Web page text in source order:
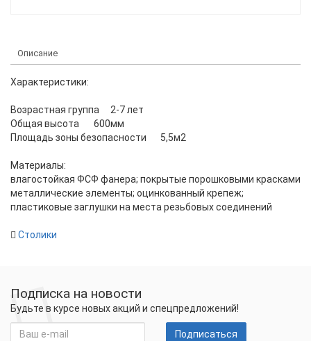
Описание
Характеристики:
Возрастная группа
2-7 лет
Общая высота
600мм
Площадь зоны безопасности
5,5м2
Материалы:
влагостойкая ФСФ фанера; покрытые порошковыми красками
металлические элементы; оцинкованный крепеж;
пластиковые заглушки на места резьбовых соединений
Столики
Подписка на новости
Будьте в курсе новых акций и спецпредложений!
Подписаться